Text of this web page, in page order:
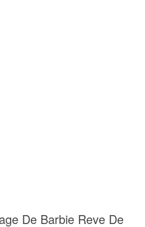
De Barbie Reve De